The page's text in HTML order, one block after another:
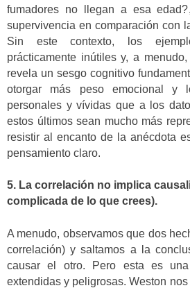
fumadores no llegan a esa
supervivencia en comparación con
Sin este contexto, los
prácticamente inútiles y, a
revela un sesgo cognitivo
otorgar más peso emocional y
personales y vívidas que a los
estos últimos sean mucho más
resistir al encanto de la anécdota
pensamiento claro.
5. La correlación no implica
complicada de lo que crees).
A menudo, observamos que dos
correlación) y saltamos a la
causar el otro. Pero esta es
extendidas y peligrosas. Weston